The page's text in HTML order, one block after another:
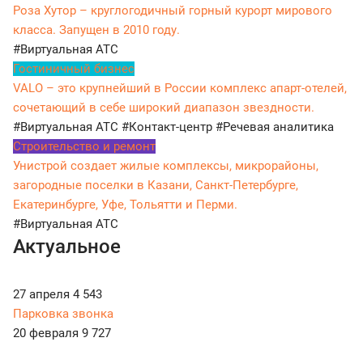
Роза Хутор – круглогодичный горный курорт мирового
класса. Запущен в 2010 году.
#Виртуальная АТС
Гостиничный бизнес
VALO – это крупнейший в России комплекс апарт-отелей,
сочетающий в себе широкий диапазон звездности.
#Виртуальная АТС #Контакт-центр #Речевая аналитика
Строительство и ремонт
Унистрой создает жилые комплексы, микрорайоны,
загородные поселки в Казани, Санкт-Петербурге,
Екатеринбурге, Уфе, Тольятти и Перми.
#Виртуальная АТС
Актуальное
27 апреля 4 543
Парковка звонка
20 февраля 9 727